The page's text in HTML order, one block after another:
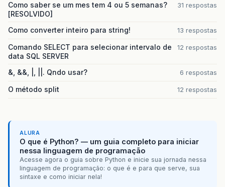
Como saber se um mes tem 4 ou 5 semanas?
[RESOLVIDO]
31 respostas
Como converter inteiro para string! 13 respostas
Comando SELECT para selecionar intervalo de
data SQL SERVER
12 respostas
&, &&, |, ||. Qndo usar? 6 respostas
O método split 12 respostas
ALURA
O que é Python? — um guia completo para iniciar
nessa linguagem de programação
Acesse agora o guia sobre Python e inicie sua jornada nessa
linguagem de programação: o que é e para que serve, sua
sintaxe e como iniciar nela!